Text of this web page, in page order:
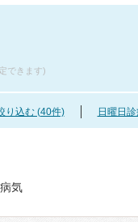
できます)
り込む (40件) 日曜日
気